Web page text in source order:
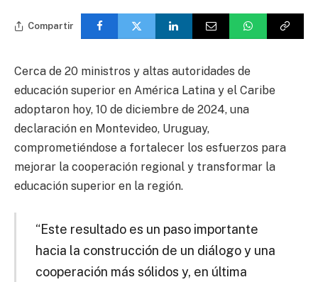
Compartir
Cerca de 20 ministros y altas autoridades de
educación superior en América Latina y el Caribe
adoptaron hoy, 10 de diciembre de 2024, una
declaración en Montevideo, Uruguay,
comprometiéndose a fortalecer los esfuerzos para
mejorar la cooperación regional y transformar la
educación superior en la región.
“Este resultado es un paso importante
hacia la construcción de un diálogo y una
cooperación más sólidos y, en última